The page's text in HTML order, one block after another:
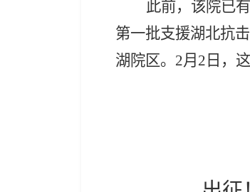
此前，该院已
第一批支援湖北抗
湖院区。2月2日，